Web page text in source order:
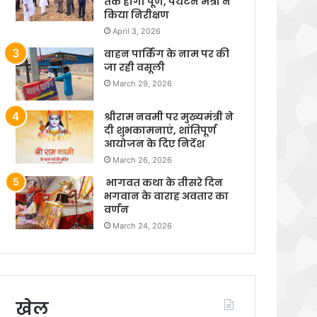
किया निरीक्षण
April 3, 2026
वाहन पार्किंग के नाम पर की
जा रही वसूली
March 29, 2026
श्रीराम नवमी पर मुख्यमंत्री ने
दी शुभकामनाएं, शांतिपूर्ण
आयोजन के दिए निर्देश
March 26, 2026
भागवत कथा के तीसरे दिन
भगवान के वाराह अवतार का
वर्णन
March 24, 2026
खेल